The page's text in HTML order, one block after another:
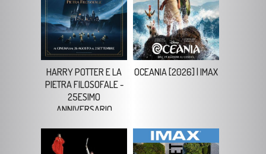
HARRY POTTER E LA
PIETRA FILOSOFALE -
25ESIMO
ANNIVERSARIO
OCEANIA [2026] | IMAX